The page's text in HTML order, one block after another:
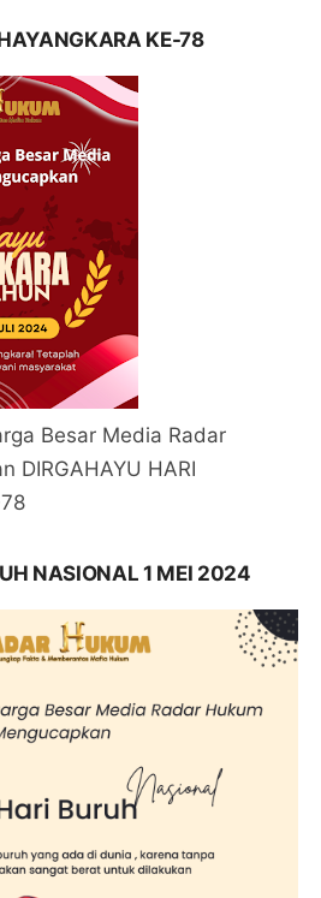
KE-78
Besar Media Radar
DIRGAHAYU HARI
NASIONAL 1 MEI 2024